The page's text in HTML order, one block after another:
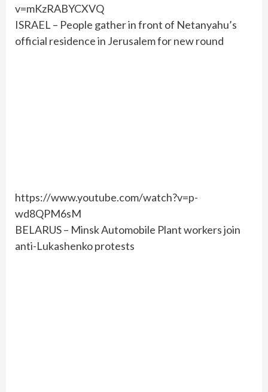
v=mKzRABYCXVQ
ISRAEL – People gather in front of Netanyahu’s
official residence in Jerusalem for new round
https://www.youtube.com/watch?v=p-
wd8QPM6sM
BELARUS – Minsk Automobile Plant workers join
anti-Lukashenko protests